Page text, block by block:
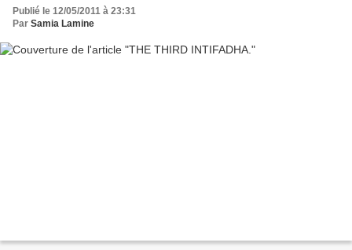
Publié le 12/05/2011 à 23:31
Par Samia Lamine